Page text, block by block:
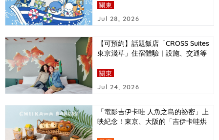
關東
Jul 28, 2026
【可預約】話題飯店「CROSS Suites
東京淺草」住宿體驗｜設施、交通等
關東
Jul 24, 2026
「電影吉伊卡哇 人魚之島的祕密」上
映紀念！東京、大阪的「吉伊卡哇烘